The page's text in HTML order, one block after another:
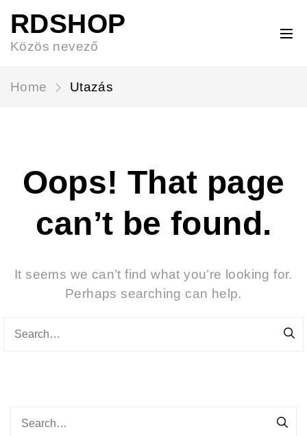
RDSHOP
Közös nevező
Home Utazás
Oops! That page
can’t be found.
It seems we can’t find what you’re looking for.
Perhaps searching can help.